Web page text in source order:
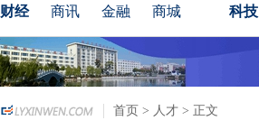
财经
商讯 金融 商城
科技
首页 > 人才 > 正文